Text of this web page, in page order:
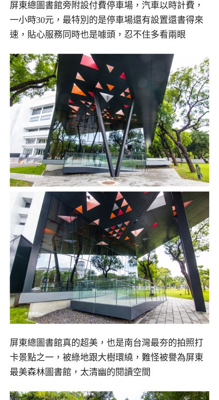
屏東總圖書館旁附設付費停車場，汽車以時計費，
一小時30元，最特別的是停車場還有設置還書得來
速，貼心服務同時也是噱頭，忍不住多看兩眼
屏東總圖書館真的超美，也是南台灣最夯的拍照打
卡景點之一，被綠地跟大樹環繞，難怪被譽為屏東
最美森林圖書館，太清幽的閱讀空間